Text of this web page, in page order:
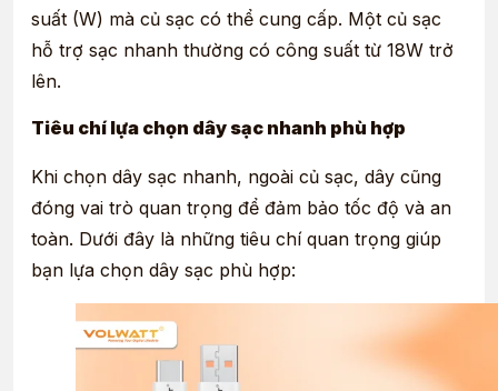
suất (W) mà củ sạc có thể cung cấp. Một củ sạc
hỗ trợ sạc nhanh thường có công suất từ 18W trở
lên.
Tiêu chí lựa chọn dây sạc nhanh phù hợp
Khi chọn dây sạc nhanh, ngoài củ sạc, dây cũng
đóng vai trò quan trọng để đảm bảo tốc độ và an
toàn. Dưới đây là những tiêu chí quan trọng giúp
bạn lựa chọn dây sạc phù hợp: